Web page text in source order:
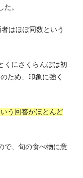
。
はほぼ同数という
くにさくらんぼは初
ため、印象に強く
う回答がほとんど
で、旬の食べ物に意